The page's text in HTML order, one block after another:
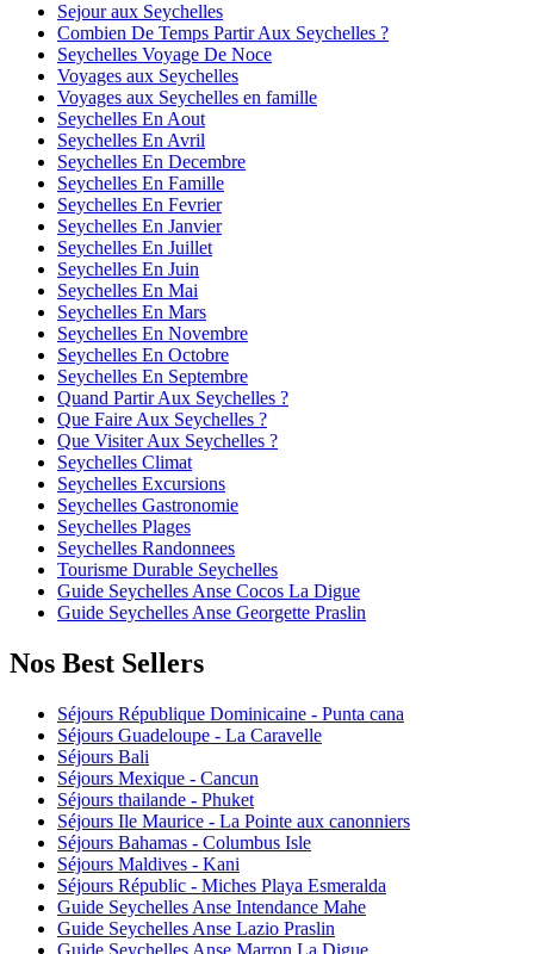
Sejour aux Seychelles
Combien De Temps Partir Aux Seychelles ?
Seychelles Voyage De Noce
Voyages aux Seychelles
Voyages aux Seychelles en famille
Seychelles En Aout
Seychelles En Avril
Seychelles En Decembre
Seychelles En Famille
Seychelles En Fevrier
Seychelles En Janvier
Seychelles En Juillet
Seychelles En Juin
Seychelles En Mai
Seychelles En Mars
Seychelles En Novembre
Seychelles En Octobre
Seychelles En Septembre
Quand Partir Aux Seychelles ?
Que Faire Aux Seychelles ?
Que Visiter Aux Seychelles ?
Seychelles Climat
Seychelles Excursions
Seychelles Gastronomie
Seychelles Plages
Seychelles Randonnees
Tourisme Durable Seychelles
Guide Seychelles Anse Cocos La Digue
Guide Seychelles Anse Georgette Praslin
Nos Best Sellers
Séjours République Dominicaine - Punta cana
Séjours Guadeloupe - La Caravelle
Séjours Bali
Séjours Mexique - Cancun
Séjours thailande - Phuket
Séjours Ile Maurice - La Pointe aux canonniers
Séjours Bahamas - Columbus Isle
Séjours Maldives - Kani
Séjours Républic - Miches Playa Esmeralda
Guide Seychelles Anse Intendance Mahe
Guide Seychelles Anse Lazio Praslin